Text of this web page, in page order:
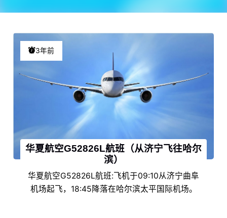
3年前
华夏航空G52826L航班（从济宁飞往哈尔
滨）
华夏航空G52826L航班:飞机于09:10从济宁曲阜
机场起飞，18:45降落在哈尔滨太平国际机场。